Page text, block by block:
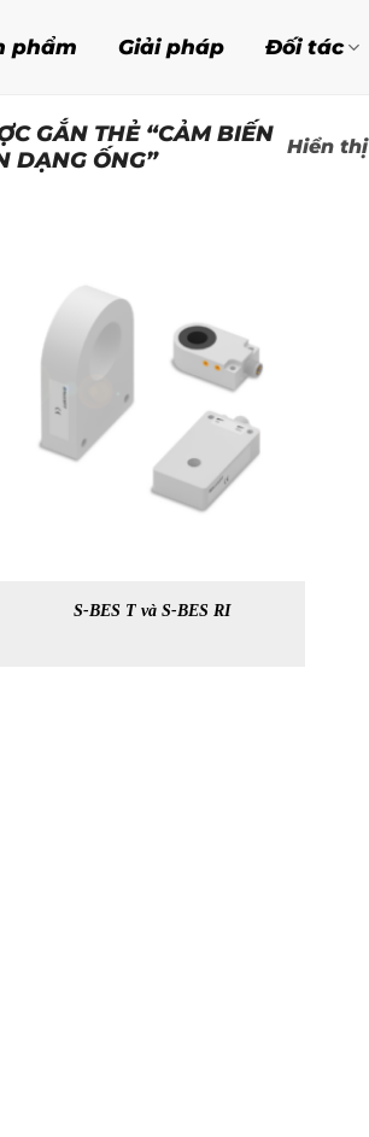
phẩm Giải pháp Đối tác
GẮN THẺ “CẢM BIẾN
DẠNG ỐNG”
Hiển
S-BES T và S-BES RI